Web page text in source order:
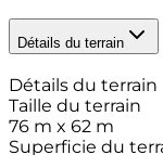
Détails du terrain
Détails du terrain
Taille du terrain
76 m x 62 m
Superficie du